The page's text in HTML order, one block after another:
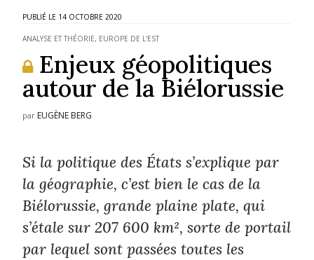
14 OCTOBRE 2020
ANALYSE ET THÉORIE, EUROPE DE L'EST
Enjeux géopolitiques
autour de la Biélorussie
par EUGÈNE BERG
Si la politique des États s’explique par
la géographie, c’est bien le cas de la
Biélorussie, grande plaine plate, qui
s’étale sur 207 600 km², sorte de portail
par lequel sont passées toutes les